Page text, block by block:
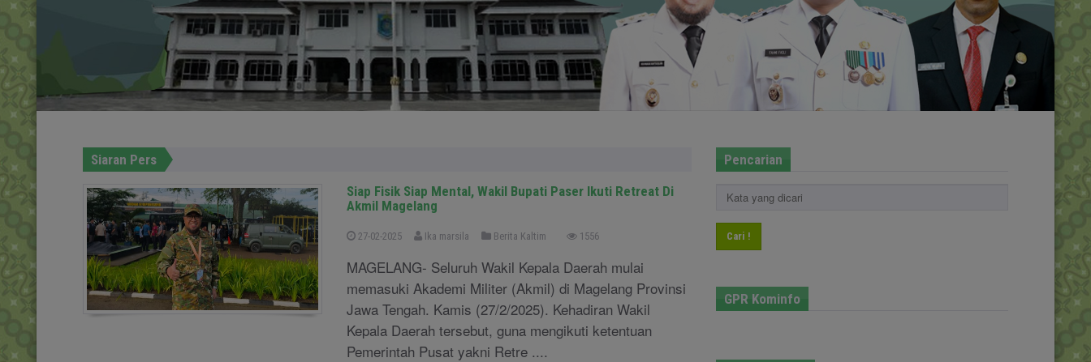
Siaran Pers
Siap Fisik Siap Mental, Wakil Bupati Paser Ikuti Retreat Di
Akmil Magelang
27-02-2025 Ika marsila Berita Kaltim 1556
MAGELANG- Seluruh Wakil Kepala Daerah mulai
memasuki Akademi Militer (Akmil) di Magelang Provinsi
Jawa Tengah. Kamis (27/2/2025). Kehadiran Wakil
Kepala Daerah tersebut, guna mengikuti ketentuan
Pemerintah Pusat yakni Retre ....
Pencarian
Cari !
GPR Kominfo